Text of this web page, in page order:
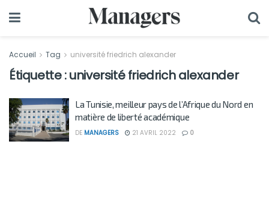
Accueil Tag université friedrich alexander
Étiquette :université friedrich alexander
La Tunisie, meilleur pays de l’Afrique du Nord en
matière de liberté académique
DE MANAGERS 21 AVRIL 2022 0